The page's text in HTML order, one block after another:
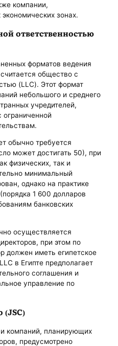
компании,
зонах.
ответственностью
форматов ведения
общество с
(LLC). Этот формат
небольшого и среднего
учредителей,
ограниченной
обычно требуется
может достигать 50), при
физических, так и
минимальный
однако на практике
1 600 долларов
банковских
осуществляется
при этом по
должен иметь египетское
в Египте предполагает
соглашения и
управление по
компаний, планирующих
предусмотрено